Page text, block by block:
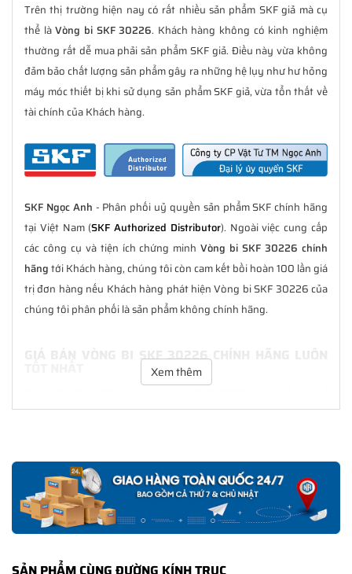
Trên thị trường hiện nay có rất nhiều sản phẩm SKF giả mà cụ
thể làVòng bi SKF 30226. Khách hàng không có kinh nghiệm
thường rất dễ mua phải sản phẩm SKF giả. Điều này vừa không
đảm bảo chất lượng sản phẩm gây ra những hệ lụy như hư hỏng
máy móc thiết bị khi sử dụng sản phẩm SKF giả, vừa tổn thất về
tài chính của Khách hàng.
SKF Ngọc Anh - Phân phối uỷ quyền sản phẩm SKF chính hãng
tại Việt Nam (SKF Authorized Distributor). Ngoài việc cung cấp
các công cụ và tiện ích chứng minhVòng bi SKF 30226 chính
hãngtới Khách hàng, chúng tôi còn cam kết bồi hoàn 100 lần giá
trị đơn hàng nếu Khách hàng phát hiện Vòng bi SKF 30226 của
chúng tôi phân phối là sản phẩm không chính hãng.
GIÁ BÁN VÒNG BI SKF 30226 CHÍNH HÃNG LUÔN
với nhiều ưu đãi kèm theo và các dịch vụ hẫu mãi sau bán hàng.
CHẾ ĐỘ BẢO HÀNH VÒNG BI SKF 30226 CHÍNH
HÃNG
Tất cả các sản phẩm SKF chính hãng doSKF Ngọc Anhphân
phối đều được bảo hành chính hãng theo đúng tiêu chuẩn bảo
Xem thêm